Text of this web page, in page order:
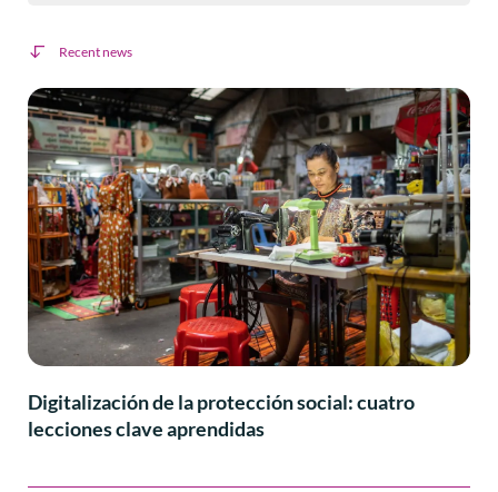
Recent news
Digitalización de la protección social: cuatro
lecciones clave aprendidas